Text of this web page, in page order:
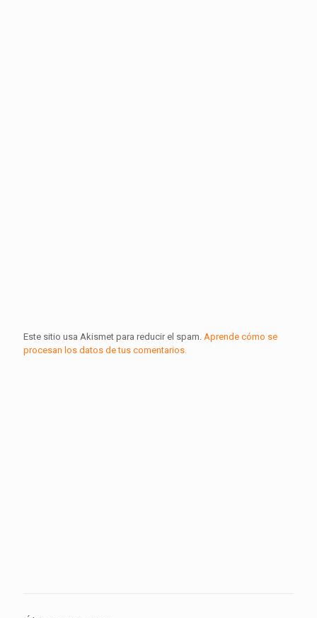
Este sitio usa Akismet para reducir el spam. Aprende cómo se
procesan los datos de tus comentarios.